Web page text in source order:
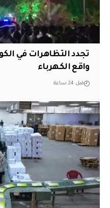
تجدد التظاهرات في
واقع الكهرباء
قبل 24 ساعة